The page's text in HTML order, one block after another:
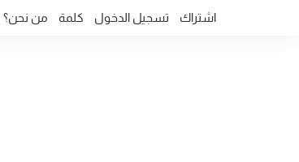
اشتراك تسجيل الدخول كلمة من نحن؟